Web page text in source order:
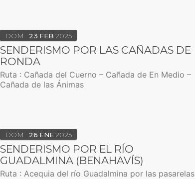
DOM 23 FEB 2025
SENDERISMO POR LAS CAÑADAS DE
RONDA
Ruta : Cañada del Cuerno – Cañada de En Medio –
Cañada de las Ánimas
DOM 26 ENE 2025
SENDERISMO POR EL RÍO
GUADALMINA (BENAHAVÍS)
Ruta : Acequia del río Guadalmina por las pasarelas